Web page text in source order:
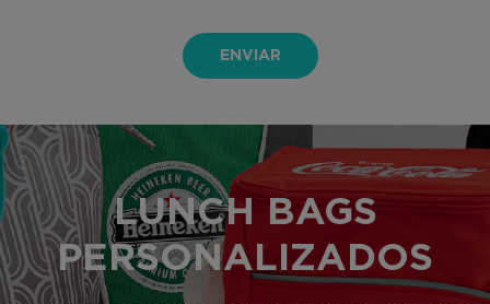
ENVIAR
LUNCH BAGS
PERSONALIZADOS